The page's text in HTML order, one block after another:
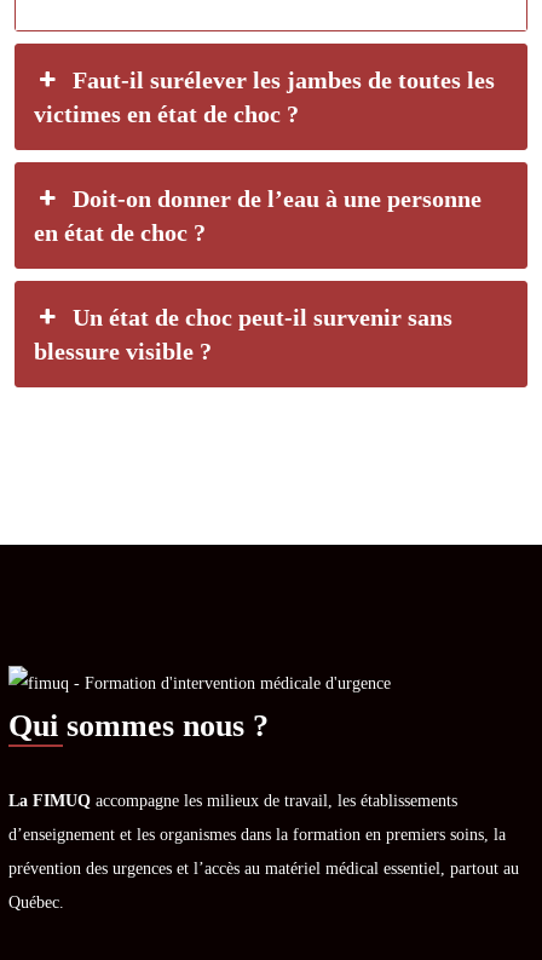
Faut-il surélever les jambes de toutes les
victimes en état de choc ?
Doit-on donner de l’eau à une personne
en état de choc ?
Un état de choc peut-il survenir sans
blessure visible ?
Qui sommes nous ?
La FIMUQ accompagne les milieux de travail, les établissements
d’enseignement et les organismes dans la formation en premiers soins, la
prévention des urgences et l’accès au matériel médical essentiel, partout au
Québec.